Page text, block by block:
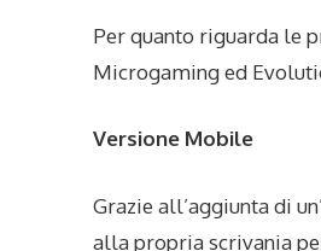
Per quanto riguarda le
Microgaming ed
Versione Mobile
Grazie all’aggiunta di
alla propria scrivania